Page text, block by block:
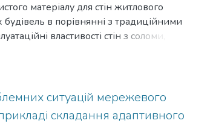
матеріалу для стін житлового
в порівнянні з традиційними
властивості стін з соломи,
Окремо досліджена вогнестійкість
ситуацій мережевого
складання адаптивного